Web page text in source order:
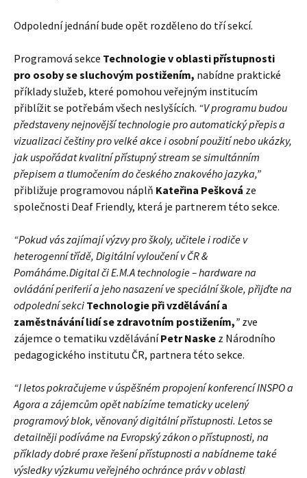
Odpolední jednání bude opět rozděleno do tří sekcí.
Programová sekce Technologie v oblasti přístupnosti
pro osoby se sluchovým postižením, nabídne praktické
příklady služeb, které pomohou veřejným institucím
přiblížit se potřebám všech neslyšících. “V programu budou
představeny nejnovější technologie pro automatický přepis a
vizualizaci češtiny pro velké akce i osobní použití nebo ukázky,
jak uspořádat kvalitní přístupný stream se simultánním
přepisem a tlumočením do českého znakového jazyka,”
přibližuje programovou náplň Kateřina Pešková ze
společnosti Deaf Friendly, která je partnerem této sekce.
“Pokud vás zajímají výzvy pro školy, učitele i rodiče v
heterogenní třídě, Digitální vyloučení v ČR &
Pomáháme.Digital či E.M.A technologie – hardware na
ovládání periferií a jeho nasazení ve speciální škole, přijďte na
odpolední sekci Technologie při vzdělávání a
zaměstnávání lidí se zdravotním postižením,” zve
zájemce o tematiku vzděláváníPetr Naske z Národního
pedagogického institutu ČR, partnera této sekce.
“I letos pokračujeme v úspěšném propojení konferencí INSPO a
Agora a zájemcům opět nabízíme tematicky ucelený
programový blok, věnovaný digitální přístupnosti. Letos se
detailněji podíváme na Evropský zákon o přístupnosti, na
příklady dobré praxe řešení přístupnosti a nabídneme také
výsledky výzkumu veřejného ochránce práv v oblasti